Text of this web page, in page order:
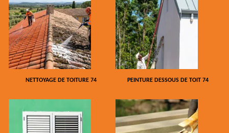
NETTOYAGE DE TOITURE 74 PEINTURE DESSOUS DE TOIT 74